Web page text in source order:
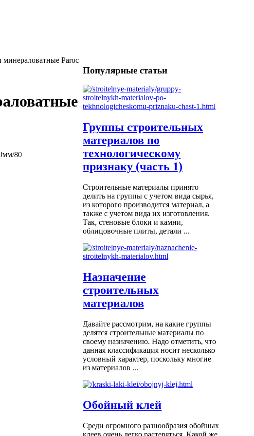
Paroc
80
Популярные статьи
Группы строительных
материалов по
технологическому
признаку (часть 1)
Строительные материалы принято
делить на группы с учетом вида сырья,
из которого производится материал, а
также с учетом вида их изготовления.
Так, стеновые блоки и камни,
облицовочные плиты, детали ...
Назначение
строительных
материалов
Давайте рассмотрим, на какие группы
делятся строительные материалы по
своему назначению. Надо отметить, что
данная классификация носит несколько
условный характер, поскольку многие
из материалов ...
Обойный клей
Среди огромного разнообразия обойных
клеев очень легко растеряться. Какой же